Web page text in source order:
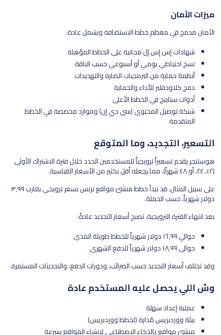
ميزات الأمان
الأمان مدمج في معظم خطط الاستضافة ويشمل عادة:
شهادات إس إس إل مجانية على الخطط المؤهلة
نسخ احتياطي يومي أو أسبوعي حسب الباقة
أنظمة حماية من البرمجيات الضارة والتهديدات
دمج كلاودفلير للأداء والحماية
أدوات ستاينج في الخطط الأعلى
شبكة توصيل المحتوى (سي دي إن) وموارد مخصصة في الخطط
المتقدمة
التسعير، التجديد، وما المتوقع
هوستنجر يقدم تسعيراً ترويجياً للمستخدمين الجدد خلال فترة الاشتراك الأولى
(١٢، ٢٤، أو ٤٨ شهراً)، مما يجعله أقل بكثير من الأسعار القياسية.
على سبيل المثال، قد تبدأ خطط منشئ مواقع بزنس بسعر ترويجي يقارب ٣٫٩٩
دولار شهرياً، حسب الحملة.
بعد انتهاء الفترة الترويجية، تصبح أسعار التجديد عادةً:
حوالي ١٦٫٩٩ دولار شهرياً للخطط طويلة المدى
حوالي ١٨٫٩٩ دولار شهرياً للدفع الشهري
وقد تختلف أسعار التجديد حسب الضرائب، ودورات الدفع، والتحديثات المستمرة.
وش اللي يحصل عليه المستخدم عادة
عملية إعداد سهلة
بيئة ووردبريس مُدارة (لخطط ووردبريس)
منشئ مواقع بالذكاء الاصطناعي لإنشاء المواقع بسرعة